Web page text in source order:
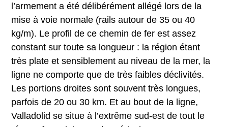
l’armement a été délibérément allégé lors de la
mise à voie normale (rails autour de 35 ou 40
kg/m). Le profil de ce chemin de fer est assez
constant sur toute sa longueur : la région étant
très plate et sensiblement au niveau de la mer, la
ligne ne comporte que de très faibles déclivités.
Les portions droites sont souvent très longues,
parfois de 20 ou 30 km. Et au bout de la ligne,
Valladolid se situe à l’extrême sud-est de tout le